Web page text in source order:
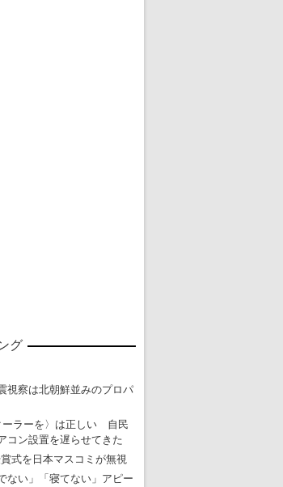
・ 五輪サッカー・久保建英が南アの陽性者に「僕らに損ではない
・ 五輪でIOCラウンジ以外にVIPルーム、広告代理店は物品購入
グ
視察は北朝鮮並みのプロパ
ーラーを〉は正しい 自民
コン設置を遅らせてきた
式を日本マスコミが無視
ない」「寝てない」アピー